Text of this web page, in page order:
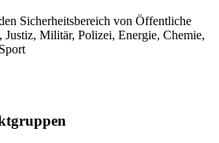
Sicherheitsbereich von Öffentliche
Militär, Polizei, Energie, Chemie,